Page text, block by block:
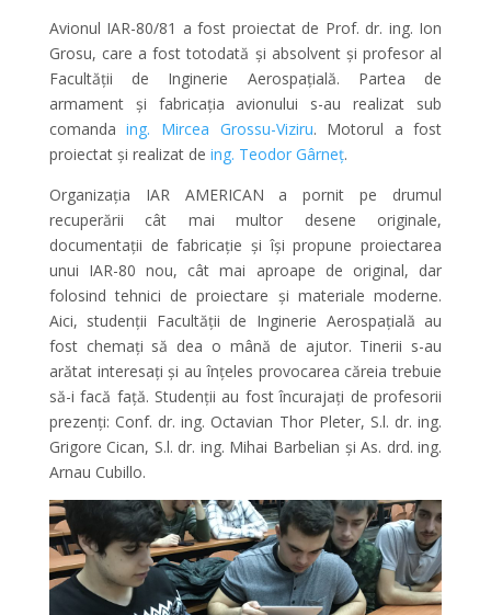
Avionul IAR-80/81 a fost proiectat de Prof. dr. ing. Ion
Grosu, care a fost totodată și absolvent și profesor al
Facultății de Inginerie Aerospațială. Partea de
armament și fabricația avionului s-au realizat sub
comandaing. Mircea Grossu-Viziru. Motorul a fost
proiectat și realizat de ing. Teodor Gârneț.
Organizația IAR AMERICAN a pornit pe drumul
recuperării cât mai multor desene originale,
documentații de fabricație și își propune proiectarea
unui IAR-80 nou, cât mai aproape de original, dar
folosind tehnici de proiectare și materiale moderne.
Aici, studenții Facultății de Inginerie Aerospațială au
fost chemați să dea o mână de ajutor. Tinerii s-au
arătat interesați și au înțeles provocarea căreia trebuie
să-i facă față. Studenții au fost încurajați de profesorii
prezenți: Conf. dr. ing. Octavian Thor Pleter, S.l. dr. ing.
Grigore Cican, S.l. dr. ing. Mihai Barbelian și As. drd. ing.
Arnau Cubillo.